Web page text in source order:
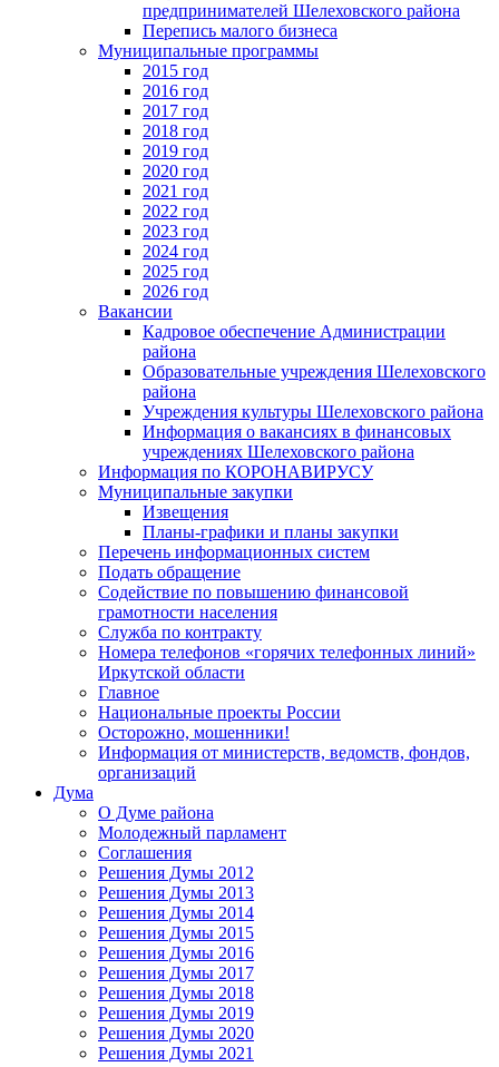
предпринимателей Шелеховского района
Перепись малого бизнеса
Муниципальные программы
2015 год
2016 год
2017 год
2018 год
2019 год
2020 год
2021 год
2022 год
2023 год
2024 год
2025 год
2026 год
Вакансии
Кадровое обеспечение Администрации
района
Образовательные учреждения Шелеховского
района
Учреждения культуры Шелеховского района
Информация о вакансиях в финансовых
учреждениях Шелеховского района
Информация по КОРОНАВИРУСУ
Муниципальные закупки
Извещения
Планы-графики и планы закупки
Перечень информационных систем
Подать обращение
Содействие по повышению финансовой
грамотности населения
Служба по контракту
Номера телефонов «горячих телефонных линий»
Иркутской области
Главное
Национальные проекты России
Осторожно, мошенники!
Информация от министерств, ведомств, фондов,
организаций
Дума
О Думе района
Молодежный парламент
Соглашения
Решения Думы 2012
Решения Думы 2013
Решения Думы 2014
Решения Думы 2015
Решения Думы 2016
Решения Думы 2017
Решения Думы 2018
Решения Думы 2019
Решения Думы 2020
Решения Думы 2021